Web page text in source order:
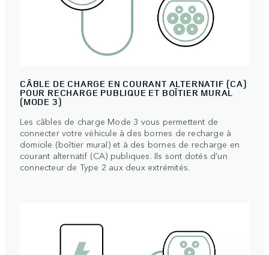
CÂBLE DE CHARGE EN COURANT ALTERNATIF (CA)
POUR RECHARGE PUBLIQUE ET BOÎTIER MURAL
(MODE 3)
Les câbles de charge Mode 3 vous permettent de
connecter votre véhicule à des bornes de recharge à
domicile (boîtier mural) et à des bornes de recharge en
courant alternatif (CA) publiques. Ils sont dotés d’un
connecteur de Type 2 aux deux extrémités.